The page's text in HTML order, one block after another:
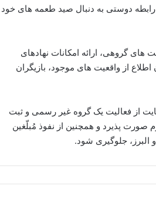
رابطه دوستی به دنبال صید طعمه های خود
گروهی، ارائه امکانات نهادهای
از واقعیت­ های موجود، بازیگران
از فعالیت یک گروه غیر رسمی و ثبت
پذیرد و همچنین از نفوذ مُبلّغین
جلوگیری شود.